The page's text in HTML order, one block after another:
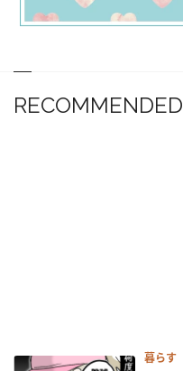
RECOMMENDED
暮らす